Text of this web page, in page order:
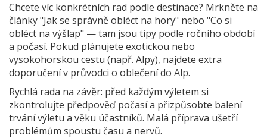
Chcete víc konkrétních rad podle destinace? Mrkněte na
články "Jak se správně obléct na hory" nebo "Co si
obléct na výšlap" — tam jsou tipy podle ročního období
a počasí. Pokud plánujete exotickou nebo
vysokohorskou cestu (např. Alpy), najdete extra
doporučení v průvodci o oblečení do Alp.
Rychlá rada na závěr: před každým výletem si
zkontrolujte předpověď počasí a přizpůsobte balení
trvání výletu a věku účastníků. Malá příprava ušetří
problémům spoustu času a nervů.